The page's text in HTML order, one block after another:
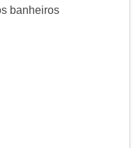
banheiros